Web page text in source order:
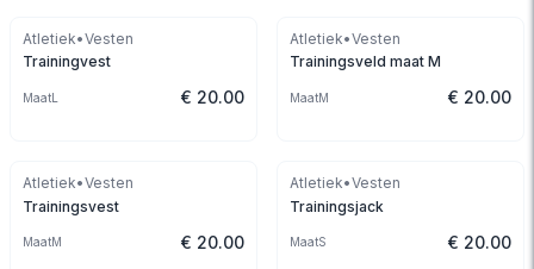
Atletiek•Vesten
Trainingvest
MaatL € 20.00
Atletiek•Vesten
Trainingsveld maat M
MaatM € 20.00
Atletiek•Vesten
Trainingsvest
MaatM € 20.00
Atletiek•Vesten
Trainingsjack
MaatS € 20.00